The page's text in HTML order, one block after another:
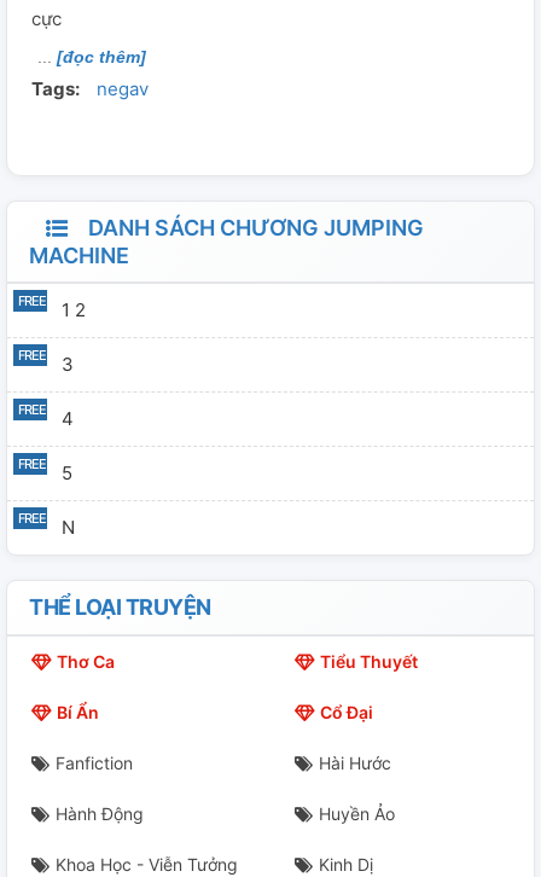
cực
[đọc thêm]
Tags: negav
DANH SÁCH CHƯƠNG JUMPING
MACHINE
1 2
3
4
5
N
THỂ LOẠI TRUYỆN
Thơ Ca Tiểu Thuyết
Bí Ẩn Cổ Đại
Fanfiction Hài Hước
Hành Động Huyền Ảo
Khoa Học - Viễn Tưởng Kinh Dị